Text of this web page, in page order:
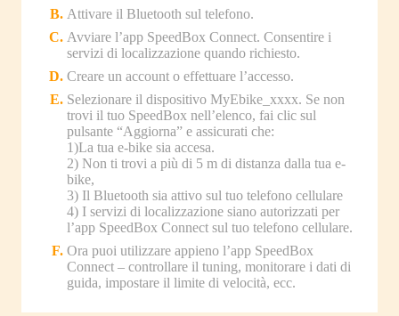
Attivare il Bluetooth sul telefono.
Avviare l’app SpeedBox Connect. Consentire i
servizi di localizzazione quando richiesto.
Creare un account o effettuare l’accesso.
Selezionare il dispositivo MyEbike_xxxx. Se non
trovi il tuo SpeedBox nell’elenco, fai clic sul
pulsante “Aggiorna” e assicurati che:
1)La tua e-bike sia accesa.
2) Non ti trovi a più di 5 m di distanza dalla tua e-
bike,
3) Il Bluetooth sia attivo sul tuo telefono cellulare
4) I servizi di localizzazione siano autorizzati per
l’app SpeedBox Connect sul tuo telefono cellulare.
Ora puoi utilizzare appieno l’app SpeedBox
Connect – controllare il tuning, monitorare i dati di
guida, impostare il limite di velocità, ecc.